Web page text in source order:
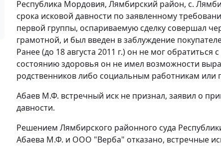
Республика Мордовия, Лямбирский район, с.
срока исковой давности по заявленному
первой группы, оспариваемую сделку совершал
грамотной, и был введен в заблуждение
Ранее (до 18 августа 2011 г.) он не мог
состоянию здоровья он не имел возможности
родственников либо социальным работникам или
Абаев М.Ф. встречный иск не признал, заявил о
давности.
Решением Лямбирского районного суда
Абаева М.Ф. и ООО "Верба" отказано, встречные